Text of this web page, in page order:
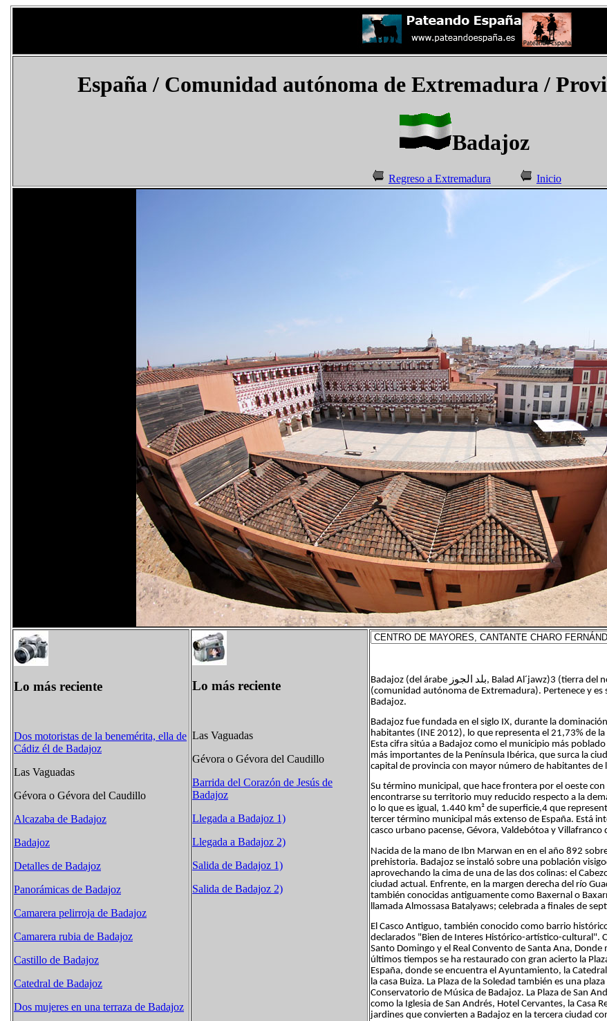
España/ Comunidad autónoma de Extremadura/
Badajoz
Regreso a Extremadura Inicio
Lo más reciente
Dos motoristas de la benemérita, ella de
Cádiz él de Badajoz
Las Vaguadas
Gévora o Gévora del Caudillo
Alcazaba de Badajoz
Badajoz
Detalles de Badajoz
Panorámicas de Badajoz
Camarera pelirroja de Badajoz
Camarera rubia de Badajoz
Castillo de Badajoz
Catedral de Badajoz
Dos mujeres en una terraza de Badajoz
Lo más reciente
Las Vaguadas
Gévora o Gévora del Caudillo
Barrida del Corazón de Jesús de
Badajoz
Llegada a Badajoz 1)
Llegada a Badajoz 2)
Salida de Badajoz 1)
Salida de Badajoz 2)
Badajoz (del árabe بلد الجوز
, Balad Al´jawz)3 (tierra del
(comunidad autónoma de Extremadura). Pertenece y es
Badajoz.
Badajoz fue fundada en el siglo IX, durante la
habitantes (INE 2012), lo que representa el 21,73% de
Esta cifra sitúa a Badajoz como el municipio más
más importantes de la Península Ibérica, que surca la
capital de provincia con mayor número de habitantes de
Su término municipal, que hace frontera por el oeste
encontrarse su territorio muy reducido respecto a la
o lo que es igual, 1.440 km² de superficie,4 que
tercer término municipal más extenso de España. Está
casco urbano pacense, Gévora, Valdebótoa y
Nacida de la mano de Ibn Marwan en en el año 892
prehistoria. Badajoz se instaló sobre una población
aprovechando la cima de una de las dos colinas: el
ciudad actual. Enfrente, en la margen derecha del río
también conocidas antiguamente como Baxernal o
llamada Almossasa Batalyaws; celebrada a finales de
El Casco Antiguo, también conocido como barrio
declarados "Bien de Interes Histórico-artístico-cultural".
Santo Domingo y el Real Convento de Santa Ana,
últimos tiempos se ha restaurado con gran acierto la
España, donde se encuentra el Ayuntamiento, la
la casa Buiza. La Plaza de la Soledad también es una
Conservatorio de Música de Badajoz. La Plaza de San
como la Iglesia de San Andrés, Hotel Cervantes, la Casa
jardines que convierten a Badajoz en la tercera ciudad